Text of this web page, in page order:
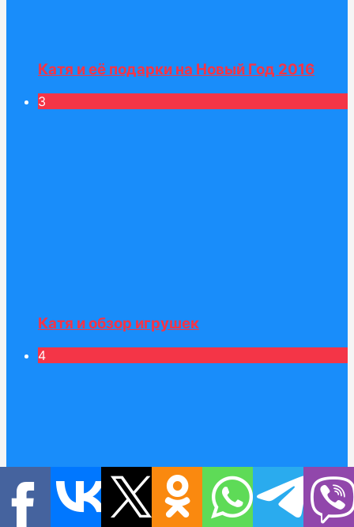
Катя и её подарки на Новый Год 2016
3
Катя и обзор игрушек
4